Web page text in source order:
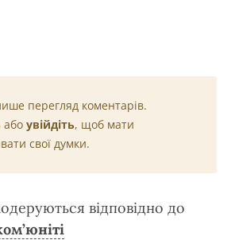
перегляд коментарів.
або увійдіть, щоб мати
свої думки.
відповідно до